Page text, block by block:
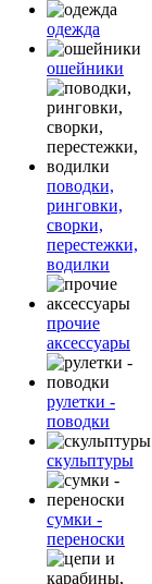
одежда
ошейники
поводки,
ринговки,
сворки,
перестежки,
водилки
прочие
аксессуары
рулетки -
поводки
скульптуры
сумки -
переноски